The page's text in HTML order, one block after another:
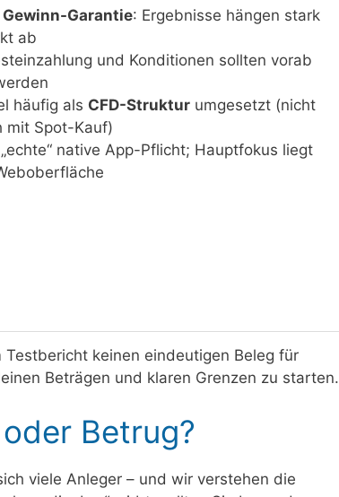
Gewinn-Garantie: Ergebnisse hängen stark
ab
und Konditionen sollten vorab
häufig als CFD-Struktur umgesetzt (nicht
mit Spot-Kauf)
„echte“ native App-Pflicht; Hauptfokus liegt
Testbericht keinen eindeutigen Beleg für
Beträgen und klaren Grenzen zu starten.
Betrug?
viele Anleger – und wir verstehen die